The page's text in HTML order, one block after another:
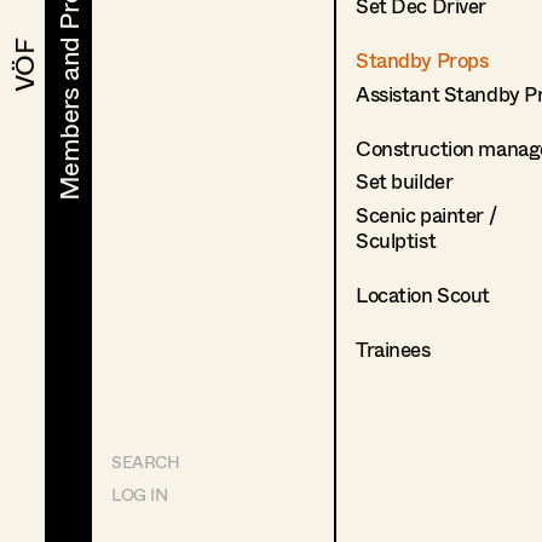
VÖF
VÖF Members and Projects
Members and Projects
SEARCH
LOG IN
Standby Props
Assistant Standby
Construction
Set builder
Scenic painter /
Sculptist
Location Scout
Trainees